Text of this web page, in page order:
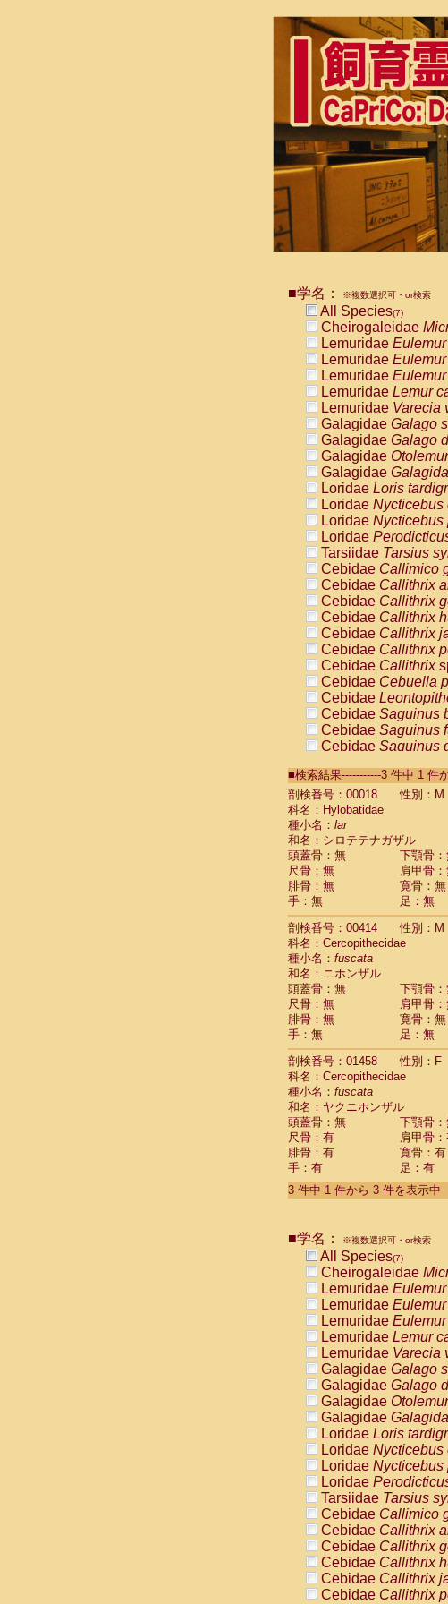
■学名： ※複数選択可・or検索
All Species(7)
Cheirogaleidae
Lemuridae
Lemuridae
Lemuridae
Lemuridae Lemur
Lemuridae Varecia
Galagidae Galago
Galagidae Galago
Galagidae
Galagidae
Loridae Loris
Loridae Nycticebus
Loridae Nycticebus
Loridae
Tarsiidae Tarsius
Cebidae Callimico
Cebidae Callithrix
Cebidae Callithrix
Cebidae Callithrix
Cebidae Callithrix
Cebidae Callithrix
Cebidae Callithrix
Cebidae Cebuella
Cebidae
Cebidae Saguinus
Cebidae Saguinus
Cebidae Saguinus
CebidaeSaguinus
Cebidae Saguinus
CebidaeSaguinus
Cebidae
CebidaeSaguinus
Cebidae Saguinus
Cebidae Saguinus
Cebidae Saguinus
Cebidae Aotus
Cebidae Cebus
CebidaeCebus
Cebidae
CebidaeCebus
Cebidae Cebus
Cebidae Saimiri
Cebidae Saimiri
Atelidae Alouatta
AtelidaeAlouatta
AtelidaeAlouatta
AtelidaeAlouatta
Atelidae Ateles
Atelidae Ateles
Atelidae Ateles
Atelidae Atelesspp.
Atelidae Lagothrix
AtelidaeLagothrix
Pitheciidae
Pitheciidae
Pitheciidae
Pitheciidae
Pitheciidae
Pitheciidae
PitheciidaePithecia
Pitheciidae
Cercopithecidae
Cercopithecidae
Cercopithecidae
Cercopithecidae
Cercopithecidae
Cercopithecidae
Cercopithecidae
Cercopithecidae
Cercopithecidae
Cercopithecidae
Cercopithecidae
Cercopithecidae
Cercopithecidae
Cercopithecidae
Cercopithecidae
Cercopithecidae
Cercopithecidae
■検索結果-----------3 件中 1 件
剖検番号：00018
性別：M
科名：Hylobatidae
種小名： lar
和名：シロテテナガザル
頭蓋骨：無
下顎骨
尺骨：無
肩甲骨
腓骨：無
寛骨：無
手：無
足：無
剖検番号：00414
性別：M
科名：Cercopithecidae
種小名： fuscata
和名：ニホンザル
頭蓋骨：無
下顎骨
尺骨：無
肩甲骨
腓骨：無
寛骨：無
手：無
足：無
剖検番号：01458
性別：F
科名：Cercopithecidae
種小名： fuscata
和名：ヤクニホンザル
頭蓋骨：無
下顎骨
尺骨：有
肩甲骨
腓骨：有
寛骨：有
手：有
足：有
3 件中 1 件から 3 件を表示中
■学名： ※複数選択可・or検索
All Species(7)
Cheirogaleidae
Lemuridae
Lemuridae
Lemuridae
Lemuridae Lemur
Lemuridae Varecia
Galagidae Galago
Galagidae Galago
Galagidae
Galagidae
Loridae Loris
Loridae Nycticebus
Loridae Nycticebus
Loridae
Tarsiidae Tarsius
Cebidae Callimico
Cebidae Callithrix
Cebidae Callithrix
Cebidae Callithrix
Cebidae Callithrix
Cebidae Callithrix